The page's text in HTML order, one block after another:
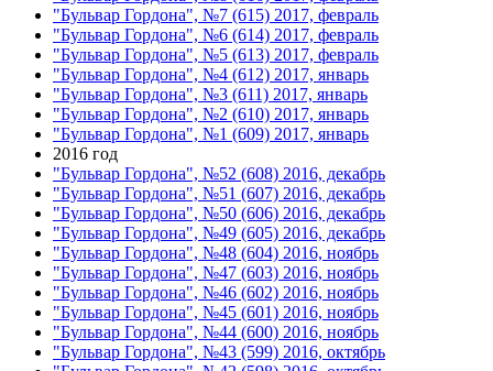
"Бульвар Гордона", №7 (615) 2017, февраль
"Бульвар Гордона", №6 (614) 2017, февраль
"Бульвар Гордона", №5 (613) 2017, февраль
"Бульвар Гордона", №4 (612) 2017, январь
"Бульвар Гордона", №3 (611) 2017, январь
"Бульвар Гордона", №2 (610) 2017, январь
"Бульвар Гордона", №1 (609) 2017, январь
2016 год
"Бульвар Гордона", №52 (608) 2016, декабрь
"Бульвар Гордона", №51 (607) 2016, декабрь
"Бульвар Гордона", №50 (606) 2016, декабрь
"Бульвар Гордона", №49 (605) 2016, декабрь
"Бульвар Гордона", №48 (604) 2016, ноябрь
"Бульвар Гордона", №47 (603) 2016, ноябрь
"Бульвар Гордона", №46 (602) 2016, ноябрь
"Бульвар Гордона", №45 (601) 2016, ноябрь
"Бульвар Гордона", №44 (600) 2016, ноябрь
"Бульвар Гордона", №43 (599) 2016, октябрь